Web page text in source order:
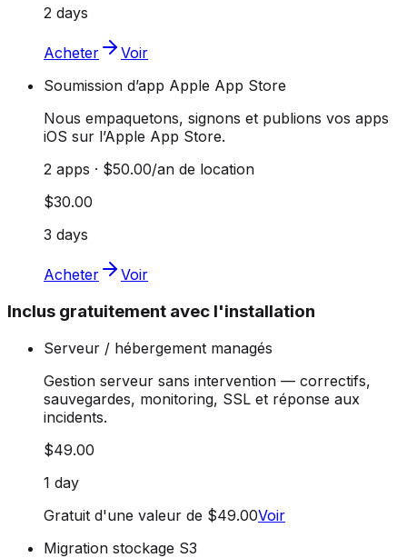
2 days
Acheter
Voir
Soumission d’app Apple App Store
Nous empaquetons, signons et publions vos apps
iOS sur l’Apple App Store.
2 apps · $50.00/an de location
$30.00
3 days
Acheter Voir
Inclus gratuitement avec l'installation
Serveur / hébergement managés
Gestion serveur sans intervention — correctifs,
sauvegardes, monitoring, SSL et réponse aux
incidents.
$49.00
1 day
Gratuit d'une valeur de $49.00Voir
Migration stockage S3